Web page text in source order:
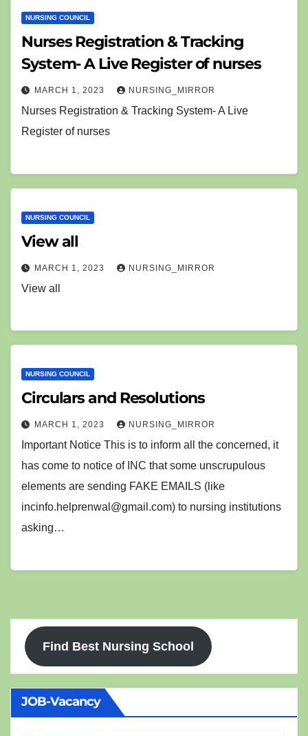
NURSING COUNCIL
Nurses Registration & Tracking
System- A Live Register of nurses
MARCH 1, 2023 NURSING_MIRROR
Nurses Registration & Tracking System- A Live
Register of nurses
NURSING COUNCIL
View all
MARCH 1, 2023 NURSING_MIRROR
View all
NURSING COUNCIL
Circulars and Resolutions
MARCH 1, 2023 NURSING_MIRROR
Important Notice This is to inform all the concerned, it
has come to notice of INC that some unscrupulous
elements are sending FAKE EMAILS (like
incinfo.helprenwal@gmail.com) to nursing institutions
asking…
Find Best Nursing School
JOB-Vacancy